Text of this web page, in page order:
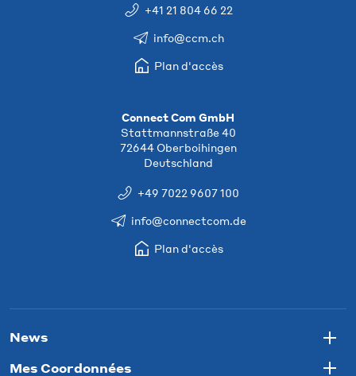
+41 21 804 66 22
info@ccm.ch
Plan d'accès
Connect Com GmbH
Stattmannstraße 40
72644 Oberboihingen
Deutschland
+49 7022 9607 100
info@connectcom.de
Plan d'accès
News
Mes Coordonnées